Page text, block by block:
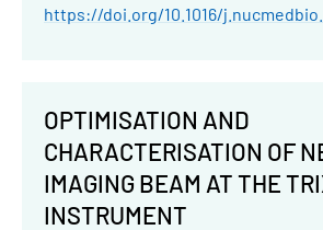
https://doi.org/10.1016/
OPTIMISATION AND
CHARACTERISATION OF
IMAGING BEAM AT THE
INSTRUMENT